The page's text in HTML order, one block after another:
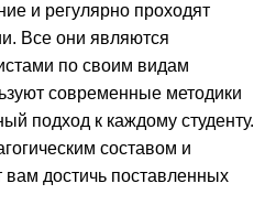
и регулярно проходят
Все они являются
по своим видам
современные методики
подход к каждому студенту.
составом и
вам достичь поставленных